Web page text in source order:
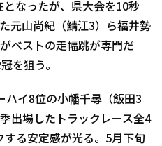
となったが、県大会を10秒
元山尚紀（鯖江3）ら福井勢
ベストの走幅跳が専門だ
を狙う。
ハイ8位の小幡千尋（飯田3
出場したトラックレース全4
する安定感が光る。5月下旬